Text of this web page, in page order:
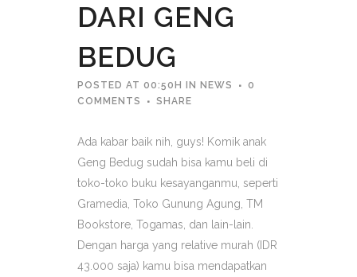
DARI GENG
BEDUG
POSTED AT 00:50H IN NEWS
0
COMMENTS
SHARE
Ada kabar baik nih, guys! Komik anak
Geng Bedug sudah bisa kamu beli di
toko-toko buku kesayanganmu, seperti
Gramedia, Toko Gunung Agung, TM
Bookstore, Togamas, dan lain-lain.
Dengan harga yang relative murah (IDR
43.000 saja) kamu bisa mendapatkan